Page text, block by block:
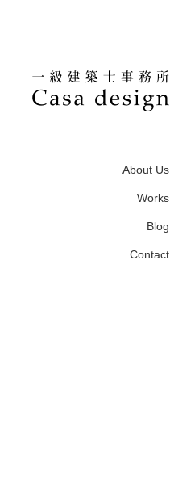
About Us
Works
Blog
Contact